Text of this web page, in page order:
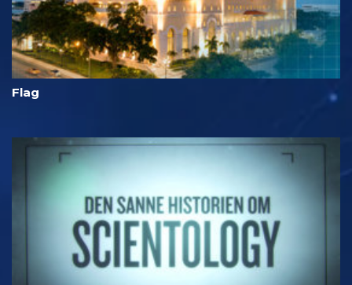
Flag